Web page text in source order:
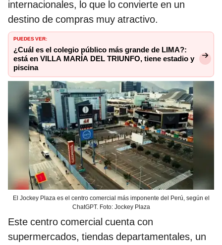
internacionales, lo que lo convierte en un
destino de compras muy atractivo.
PUEDES VER:
¿Cuál es el colegio público más grande de LIMA?:
está en VILLA MARÍA DEL TRIUNFO, tiene estadio y
piscina
El Jockey Plaza es el centro comercial más imponente del Perú, según el
ChatGPT. Foto: Jockey Plaza
Este centro comercial cuenta con
supermercados, tiendas departamentales, un